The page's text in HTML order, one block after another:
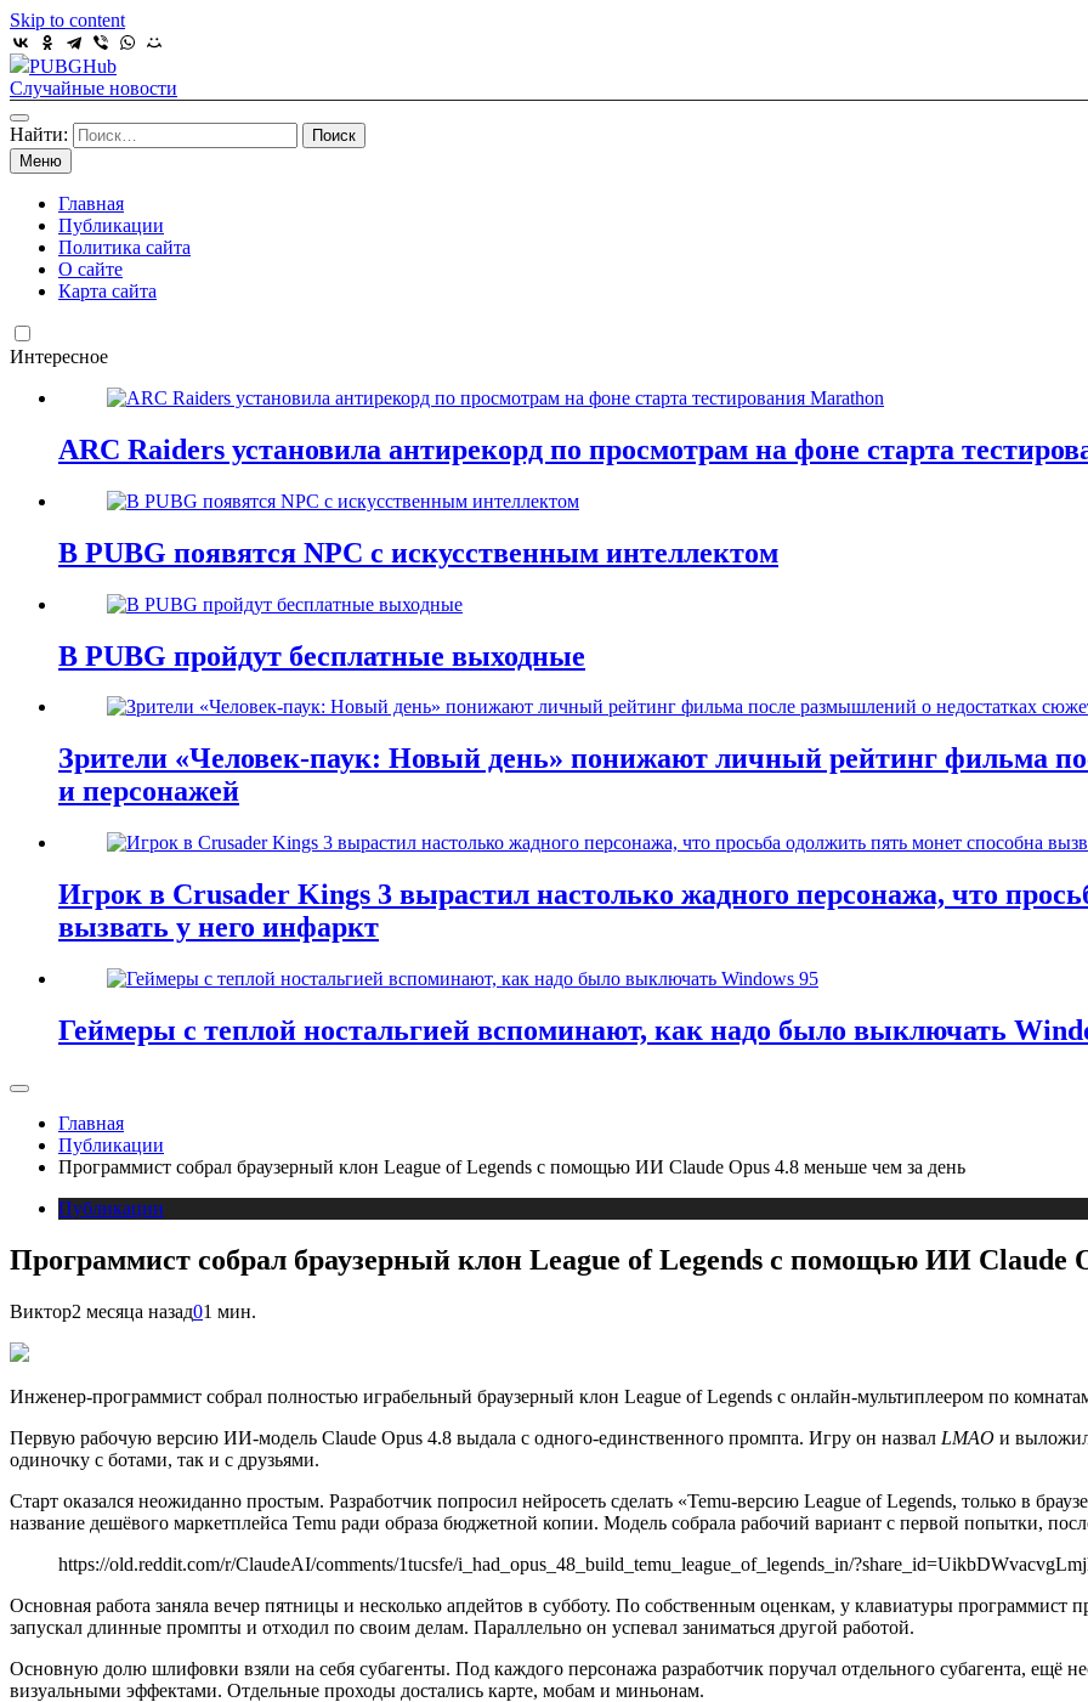
Skip to content
PUBGHub
Случайные новости
Найти:
Меню
Главная
Публикации
Политика сайта
О сайте
Карта сайта
Интересное
ARC Raiders установила антирекорд по просмотрам на фоне старта
В PUBG появятся NPC с искусственным интеллектом
В PUBG пройдут бесплатные выходные
Зрители «Человек-паук: Новый день» понижают личный рейтинг фильма
и персонажей
Игрок в Crusader Kings 3 вырастил настолько жадного персонажа, что
вызвать у него инфаркт
Геймеры с теплой ностальгией вспоминают, как надо было выключать
Главная
Публикации
Программист собрал браузерный клон League of Legends с помощью ИИ Claude Opus 4.8 меньше чем за день
Публикации
Программист собрал браузерный клон League of Legends с помощью ИИ Claude
Виктор2 месяца назад01 мин.
Инженер-программист собрал полностью играбельный браузерный клон League of Legends с онлайн-мультиплеером по
Первую рабочую версию ИИ-модель Claude Opus 4.8 выдала с одного-единственного промпта. Игру он назвал LMAO и
одиночку с ботами, так и с друзьями.
Старт оказался неожиданно простым. Разработчик попросил нейросеть сделать «Temu-версию League of Legends, только в
название дешёвого маркетплейса Temu ради образа бюджетной копии. Модель собрала рабочий вариант с первой попытки,
https://old.reddit.com/r/ClaudeAI/comments/1tucsfe/i_had_opus_48_build_temu_league_of_legends_in/
Основная работа заняла вечер пятницы и несколько апдейтов в субботу. По собственным оценкам, у клавиатуры программист
запускал длинные промпты и отходил по своим делам. Параллельно он успевал заниматься другой работой.
Основную долю шлифовки взяли на себя субагенты. Под каждого персонажа разработчик поручал отдельного субагента, ещё
визуальными эффектами. Отдельные проходы достались карте, мобам и миньонам.